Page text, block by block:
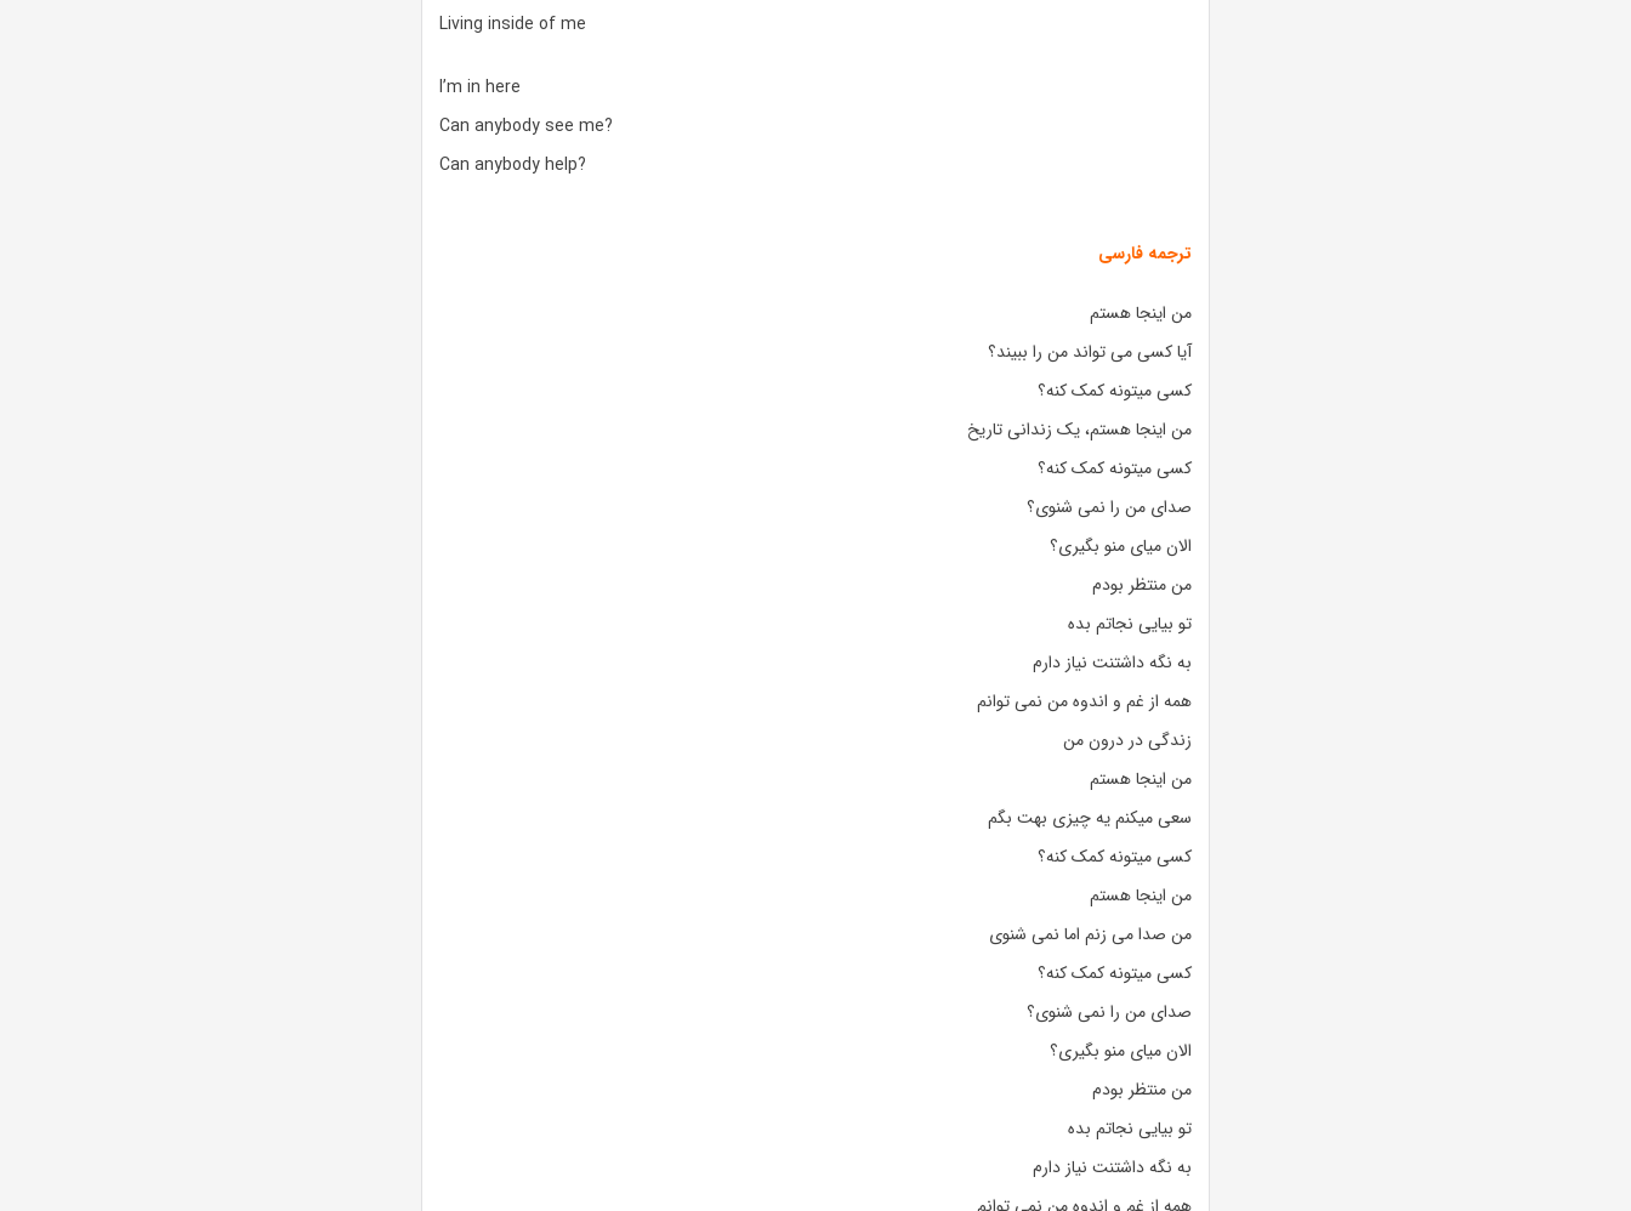
Living inside of me
I’m in here
Can anybody see me?
Can anybody help?
ترجمه فارسی
من اینجا هستم
آیا کسی می تواند من را ببیند؟
کسی میتونه کمک کنه؟
من اینجا هستم، یک زندانی تاریخ
کسی میتونه کمک کنه؟
صدای من را نمی شنوی؟
الان میای منو بگیری؟
من منتظر بودم
تو بیایی نجاتم بده
به نگه داشتنت نیاز دارم
همه از غم و اندوه من نمی توانم
زندگی در درون من
من اینجا هستم
سعی میکنم یه چیزی بهت بگم
کسی میتونه کمک کنه؟
من اینجا هستم
من صدا می زنم اما نمی شنوی
کسی میتونه کمک کنه؟
صدای من را نمی شنوی؟
الان میای منو بگیری؟
من منتظر بودم
تو بیایی نجاتم بده
به نگه داشتنت نیاز دارم